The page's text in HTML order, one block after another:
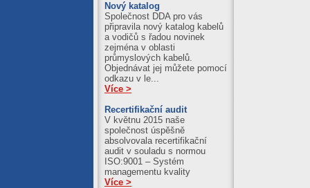
Nový katalog
Společnost DDA pro vás
připravila nový katalog kabelů
a vodičů s řadou novinek
zejména v oblasti
průmyslových kabelů.
Objednávat jej můžete pomocí
odkazu v le...
Více >
Recertifikační audit
V květnu 2015 naše
společnost úspěšně
absolvovala recertifikační
audit v souladu s normou
ISO:9001 – Systém
managementu kvality
Více >